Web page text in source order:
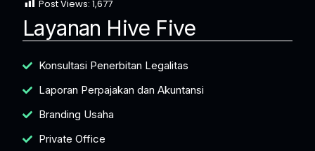
Post Views: 1,677
Layanan Hive Five
Konsultasi Penerbitan Legalitas
Laporan Perpajakan dan Akuntansi
Branding Usaha
Private Office